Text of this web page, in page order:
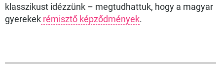
klasszikust idézzünk – megtudhattuk, hogy a magyar
gyerekek rémisztő képződmények.